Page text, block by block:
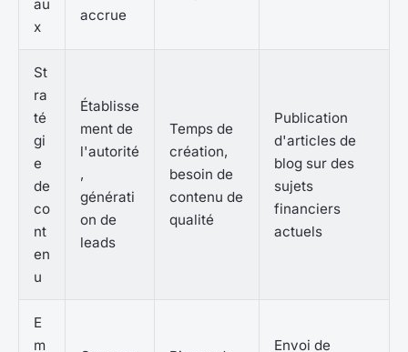
au
x
accrue
St
ra
té
gi
e
de
co
nt
en
u
Établisse
ment de
l'autorité
,
générati
on de
leads
Temps de
création,
besoin de
contenu de
qualité
Publication
d'articles de
blog sur des
sujets
financiers
actuels
E
m
Envoi de